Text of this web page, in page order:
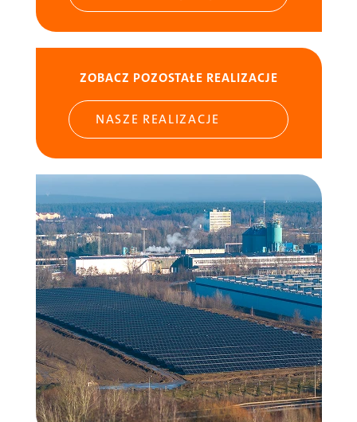
Obraz
ZOBACZ POZOSTAŁE REALIZACJE
NASZE REALIZACJE